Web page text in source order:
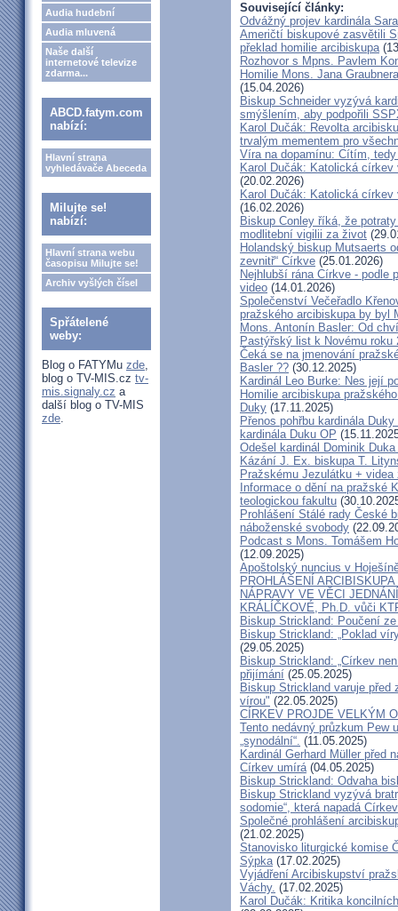
Audia hudební
Audia mluvená
Naše další
internetové televize
zdarma...
ABCD.fatym.com
nabízí:
Hlavní strana
vyhledávače Abeceda
Milujte se!
nabízí:
Hlavní strana webu
časopisu Milujte se!
Archiv vyšlých čísel
Spřátelené
weby:
Blog o FATYMu zde,
blog o TV-MIS.cz tv-
mis.signaly.cz a
další blog o TV-MIS
zde.
Související články:
Odvážný projev kardinála
Američtí biskupové zasvětili
překlad homilie arcibiskupa
Rozhovor s Mpns. Pavlem
Homilie Mons. Jana
(15.04.2026)
Biskup Schneider vyzývá
smýšlením, aby podpořili
Karol Dučák: Revolta
trvalým mementem pro
Víra na dopamínu: Cítím,
Karol Dučák: Katolická
(20.02.2026)
Karol Dučák: Katolická
(16.02.2026)
Biskup Conley říká, že
modlitební vigilii za život
Holandský biskup Mutsaerts
zevnitř“ Církve (25.01.2026)
Nejhlubší rána Církve - podle
video (14.01.2026)
Společenství Večeřadlo
pražského arcibiskupa by byl
Mons. Antonín Basler: Od
Pastýřský list k Novému roku
Čeká se na jmenování
Basler ?? (30.12.2025)
Kardinál Leo Burke: Nes její
Homilie arcibiskupa
Duky (17.11.2025)
Přenos pohřbu kardinála
kardinála Duku OP
Odešel kardinál Dominik
Kázání J. Ex. biskupa T.
Pražskému Jezulátku + videa
Informace o dění na pražské
teologickou fakultu
Prohlášení Stálé rady České
náboženské svobody
Podcast s Mons. Tomášem
(12.09.2025)
Apoštolský nuncius v
PROHLÁŠENÍ
NÁPRAVY VE VĚCI
KRÁLÍČKOVÉ, Ph.D. vůči
Biskup Strickland: Poučení
Biskup Strickland: „Poklad
(29.05.2025)
Biskup Strickland: „Církev
přijímání (25.05.2025)
Biskup Strickland varuje
vírou" (22.05.2025)
CÍRKEV PROJDE VELKÝM
Tento nedávný průzkum Pew
„synodální“. (11.05.2025)
Kardinál Gerhard Müller před
Církev umírá(04.05.2025)
Biskup Strickland: Odvaha
Biskup Strickland vyzývá
sodomie“, která napadá Církev
Společné prohlášení
(21.02.2025)
Stanovisko liturgické komise
Sýpka(17.02.2025)
Vyjádření Arcibiskupství
Váchy. (17.02.2025)
Karol Dučák: Kritika